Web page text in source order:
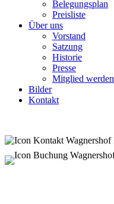
Belegungsplan
Preisliste
Über uns
Vorstand
Satzung
Historie
Presse
Mitglied werden
Bilder
Kontakt